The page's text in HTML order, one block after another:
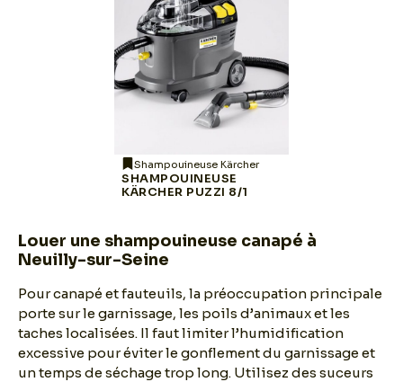
Shampouineuse Kärcher
SHAMPOUINEUSE
KÄRCHER PUZZI 8/1
Louer une shampouineuse canapé à
Neuilly-sur-Seine
Pour canapé et fauteuils, la préoccupation principale
porte sur le garnissage, les poils d’animaux et les
taches localisées. Il faut limiter l’humidification
excessive pour éviter le gonflement du garnissage et
un temps de séchage trop long. Utilisez des suceurs